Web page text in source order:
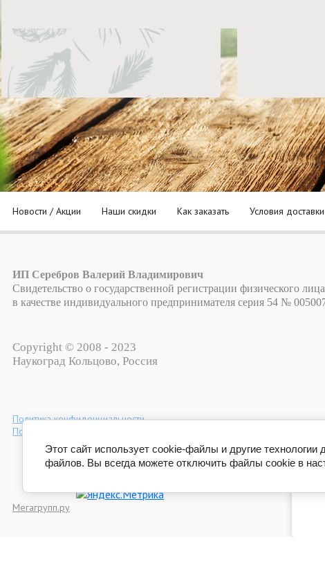
Новости / Акции Наши скидки Как заказать Условия доставки
ИП Серебров Валерий Владимирович
Свидетельство о государственной регистрации физического лица
в качестве индивидуального предпринимателя серия 54 №
Copyright © 2008 - 2023
Наукоград Кольцово, Россия
Политика конфиденциальности
Пользовательское соглашение
Мегагрупп.ру
Этот сайт использует cookie-файлы и другие
файлов. Вы всегда можете отключить файлы cookie в